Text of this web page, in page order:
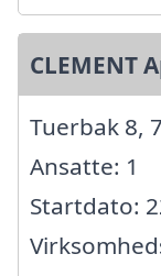
CLEMENT
Tuerbak 8,
Ansatte: 1
Startdato: